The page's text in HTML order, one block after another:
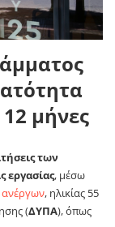
μήνες
των
εργασίας, μέσω
ανέργων, ηλικίας 55
(ΔΥΠΑ), όπως